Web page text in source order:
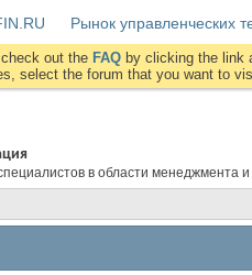
Рынок управленческих
out the FAQ by clicking the link
select the forum that you want to
в области менеджмента